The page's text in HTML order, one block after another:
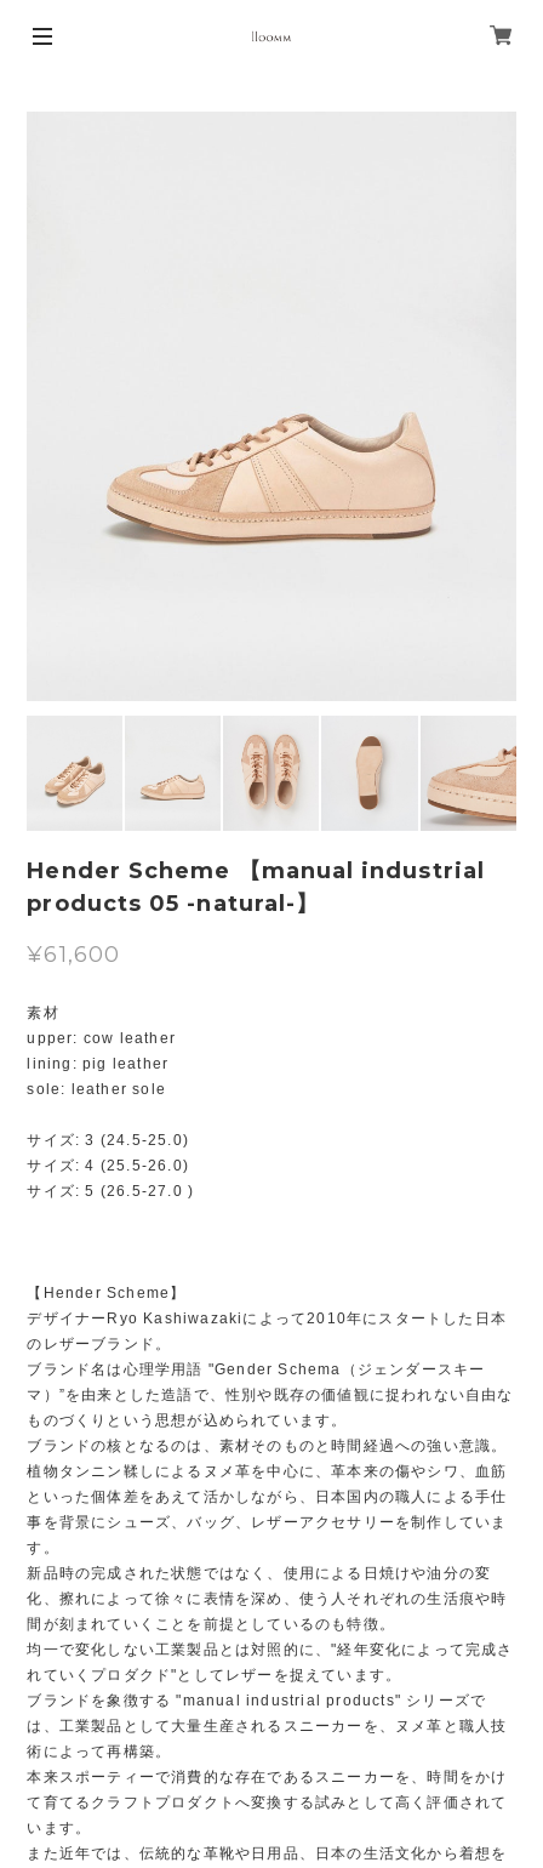
Hender Scheme 【manual industrial
products 05 -natural-】
¥61,600
素材
upper: cow leather
lining: pig leather
sole: leather sole
サイズ: 3 (24.5-25.0)
サイズ: 4 (25.5-26.0)
サイズ: 5 (26.5-27.0 )
【Hender Scheme】
デザイナーRyo Kashiwazakiによって2010年にスタートした日本
のレザーブランド。
ブランド名は心理学用語 "Gender Schema（ジェンダースキー
マ）”を由来とした造語で、性別や既存の価値観に捉われない自由な
ものづくりという思想が込められています。
ブランドの核となるのは、素材そのものと時間経過への強い意識。
植物タンニン鞣しによるヌメ革を中心に、革本来の傷やシワ、血筋
といった個体差をあえて活かしながら、日本国内の職人による手仕
事を背景にシューズ、バッグ、レザーアクセサリーを制作していま
す。
新品時の完成された状態ではなく、使用による日焼けや油分の変
化、擦れによって徐々に表情を深め、使う人それぞれの生活痕や時
間が刻まれていくことを前提としているのも特徴。
均一で変化しない工業製品とは対照的に、"経年変化によって完成さ
れていくプロダクド"としてレザーを捉えています。
ブランドを象徴する "manual industrial products" シリーズで
は、工業製品として大量生産されるスニーカーを、ヌメ革と職人技
術によって再構築。
本来スポーティーで消費的な存在であるスニーカーを、時間をかけ
て育てるクラフトプロダクトへ変換する試みとして高く評価されて
います。
また近年では、伝統的な革靴や日用品、日本の生活文化から着想を